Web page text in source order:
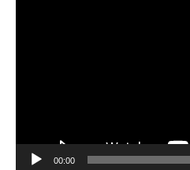
00:00